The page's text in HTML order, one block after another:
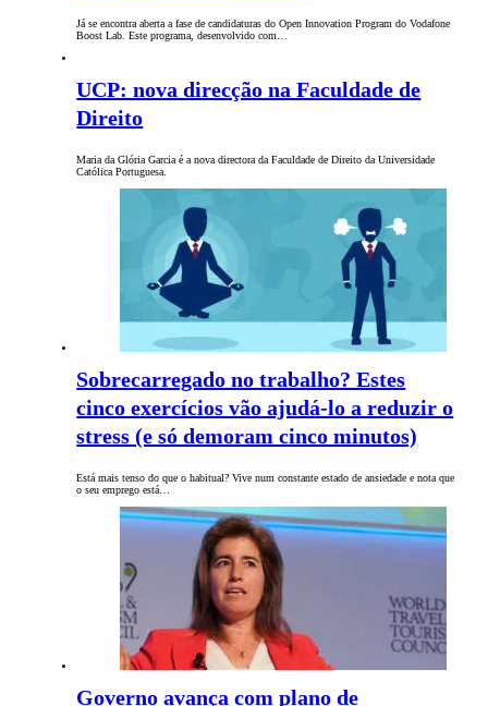
Já se encontra aberta a fase de candidaturas do Open Innovation Program do Vodafone
Boost Lab. Este programa, desenvolvido com…
UCP: nova direcção na Faculdade de
Direito
Maria da Glória Garcia é a nova directora da Faculdade de Direito da Universidade
Católica Portuguesa.
Sobrecarregado no trabalho? Estes
cinco exercícios vão ajudá-lo a reduzir o
stress (e só demoram cinco minutos)
Está mais tenso do que o habitual? Vive num constante estado de ansiedade e nota que
o seu emprego está…
Governo avança com plano de